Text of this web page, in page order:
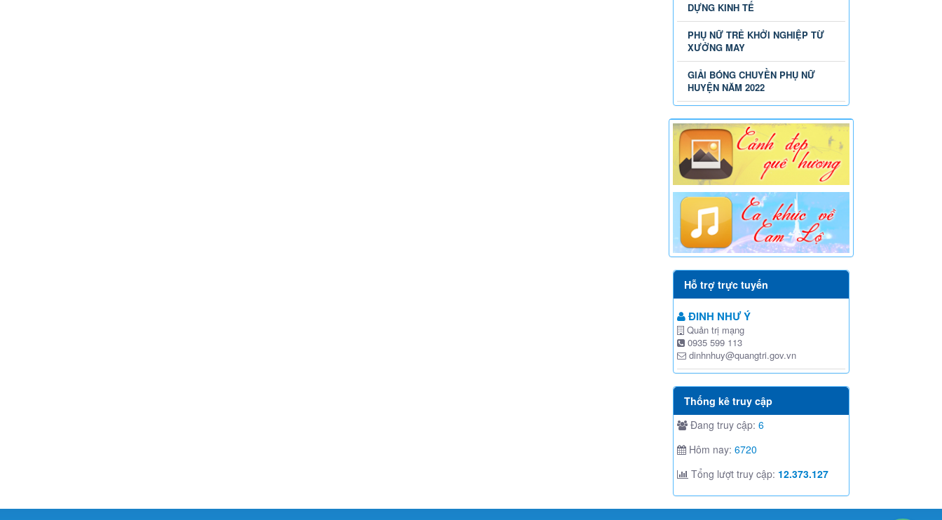
DỰNG KINH TẾ
PHỤ NỮ TRẺ KHỞI NGHIỆP TỪ
XƯỞNG MAY
GIẢI BÓNG CHUYỀN PHỤ NỮ
HUYỆN NĂM 2022
Hỗ trợ trực tuyến
ĐINH NHƯ Ý
Quản trị mạng
0935 599 113
dinhnhuy@quangtri.gov.vn
Thống kê truy cập
Đang truy cập: 6
Hôm nay: 6720
Tổng lượt truy cập: 12.373.127